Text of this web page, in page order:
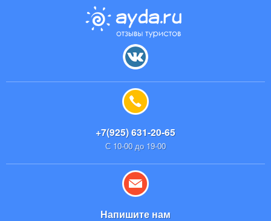
+7(925) 631-20-65
С 10-00 до 19-00
Напишите нам